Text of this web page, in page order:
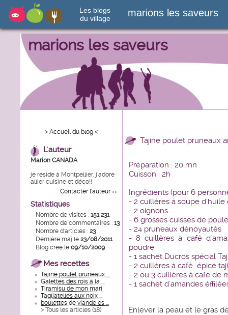
Les blogs
du village
marions les saveurs
marions les saveurs
> Accueil du blog <
L'auteur
Marion CANADA
je réside à Montpellier, j'adore
allier cuisine et déco!!
Contacter l'auteur >>
Statistiques
Nombre de visites : 151 231
Nombre de commentaires : 13
Nombre d'articles : 23
Dernière màj le 23/08/2011
Blog créé le 09/10/2009
Mes recettes
Tajine poulet pruneaux ...
Galettes des rois à la ...
Tiramisu de mon mari
Tagliatelles aux noix ...
boulettes de viande es ...
> Tous les articles (18)
Tajine poulet pruneaux
Préparation : 20 mn
Cuisson : 2h
Ingrédients (pour 6
- 2 cuillères à soupe d'huile
- 2 oignons
- 6 grosses cuisses de
- 24 pruneaux dénoyautés
- 8 cuillères à café
poudre
- 1 sachet Ducros spécial
- 2 cuillères à café épice
- 2 ou 3 cuillères à café de
- 1 sachet d'amandes
Enlever la peau et le gras